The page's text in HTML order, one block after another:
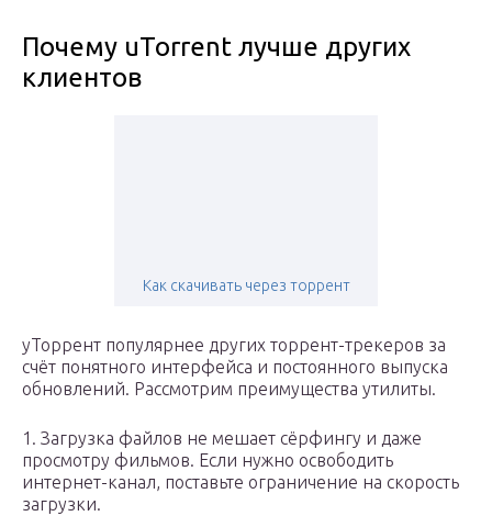
Почему uTorrent лучше других
клиентов
Как скачивать через торрент
уТоррент популярнее других торрент-трекеров за
счёт понятного интерфейса и постоянного выпуска
обновлений. Рассмотрим преимущества утилиты.
1. Загрузка файлов не мешает сёрфингу и даже
просмотру фильмов. Если нужно освободить
интернет-канал, поставьте ограничение на скорость
загрузки.